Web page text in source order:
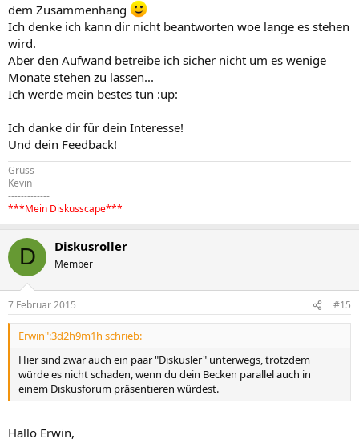
dem Zusammenhang
Ich denke ich kann dir nicht beantworten woe lange es stehen
wird.
Aber den Aufwand betreibe ich sicher nicht um es wenige
Monate stehen zu lassen...
Ich werde mein bestes tun :up:
Ich danke dir für dein Interesse!
Und dein Feedback!
Gruss
Kevin
-------------
***Mein Diskusscape***
D Diskusroller
Member
7 Februar 2015 #15
Erwin":3d2h9m1h schrieb:
Hier sind zwar auch ein paar "Diskusler" unterwegs, trotzdem
würde es nicht schaden, wenn du dein Becken parallel auch in
einem Diskusforum präsentieren würdest.
Hallo Erwin,